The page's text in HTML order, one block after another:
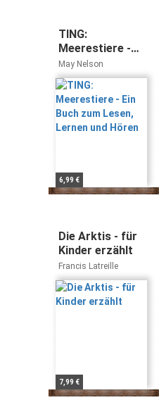
TING:
Meerestiere -
Ein Buch zum
Lesen, Lernen
und Hören
May Nelson
6,99 €
Die Arktis - für
Kinder erzählt
Francis Latreille
7,99 €